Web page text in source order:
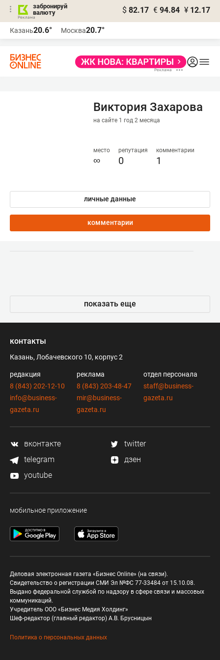
забронируй
валюту
$ 82.17 € 94.84 ¥ 12.17
Казань20.6° Москва20.7°
Виктория Захарова
на сайте 1 год 2 месяца
место
∞
репутация
0
комментарии
1
личные данные
комментарии
показать еще
контакты
Казань, Лобачевского 10, корпус 2
редакция
8 (843) 202-12-10
info@business-
gazeta.ru
реклама
8 (843) 203-48-47
mir@business-
gazeta.ru
отдел персонала
staff@business-
gazeta.ru
вконтакте
twitter
telegram
дзен
youtube
мобильное приложение
Деловая электронная газета «Бизнес Online» (на связи).
Свидетельство о регистрации СМИ Эл №ФС 77-33484 от 15.10.08.
Выдано федеральной службой по надзору в сфере связи и массовых
коммуникаций.
Учредитель ООО «Бизнес Медия Холдинг»
Шеф-редактор (главный редактор) А.В. Брусницын
Политика о персональных данных